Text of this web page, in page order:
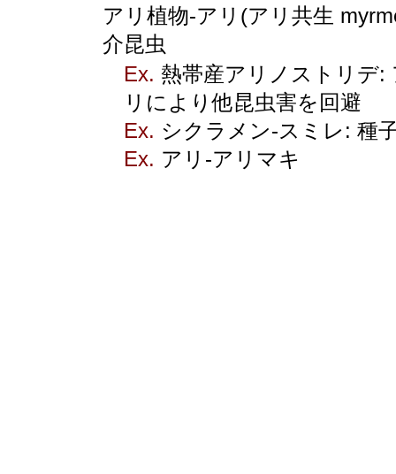
アリ植物-アリ(アリ共生
介昆虫
Ex. 熱帯産アリノストリデ:
リにより他昆虫害を回避
Ex. シクラメン-スミレ: 種
Ex. アリ-アリマキ